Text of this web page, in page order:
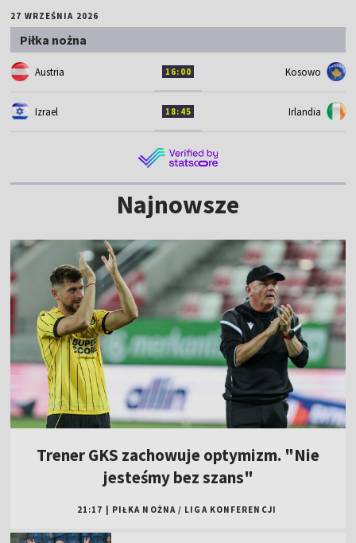
27 WRZEŚNIA 2026
Piłka nożna
Austria 16:00 Kosowo
Izrael 18:45 Irlandia
Najnowsze
Trener GKS zachowuje optymizm. "Nie
jesteśmy bez szans"
21:17 PIŁKA NOŻNA / LIGA KONFERENCJI